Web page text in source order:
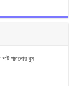
পাট পচানোর ধুম